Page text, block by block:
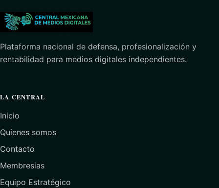
Plataforma nacional de defensa, profesionalización y
rentabilidad para medios digitales independientes.
LA CENTRAL
Inicio
Quienes somos
Contacto
Membresias
Equipo Estratégico